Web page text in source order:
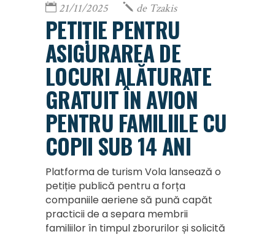
21/11/2025 de Tzakis
PETIȚIE PENTRU
ASIGURAREA DE
LOCURI ALĂTURATE
GRATUIT ÎN AVION
PENTRU FAMILIILE CU
COPII SUB 14 ANI
Platforma de turism Vola lansează o
petiție publică pentru a forța
companiile aeriene să pună capăt
practicii de a separa membrii
familiilor în timpul zborurilor și solicită